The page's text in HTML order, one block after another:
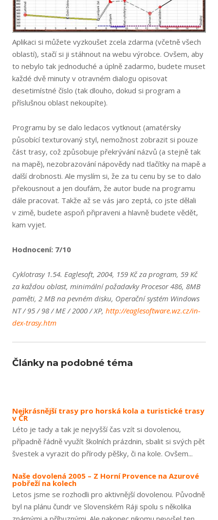
Aplikaci si můžete vyzkoušet zcela zdarma (včetně všech
oblastí), stačí si ji stáhnout na webu výrobce. Ovšem, aby
to nebylo tak jednoduché a úplně zadarmo, budete muset
každé dvě minuty v otravném dialogu opisovat
desetimístné číslo (tak dlouho, dokud si program a
příslušnou oblast nekoupíte).
Programu by se dalo ledacos vytknout (amatérsky
působící texturovaný styl, nemožnost zobrazit si pouze
část trasy, což způsobuje překrývání názvů (a stejně tak
na mapě), nezobrazování nápovědy nad tlačítky na mapě a
další drobnosti. Ale myslím si, že za tu cenu by se to dalo
překousnout a jen doufám, že autor bude na programu
dále pracovat. Takže až se vás jaro zeptá, co jste dělali
v zimě, budete aspoň připraveni a hlavně budete vědět,
kam vyjet.
Hodnocení: 7/10
Cyklotrasy 1.54. Eaglesoft, 2004, 159 Kč za program, 59 Kč
za každou oblast, minimální požadavky Procesor 486, 8MB
paměti, 2 MB na pevném disku, Operační systém Windows
NT / 95 / 98 / ME / 2000 / XP, http://eaglesof­tware.wz.cz/in­
dex-trasy.htm
Články na podobné téma
Nejkrásnější trasy pro horská kola a turistické trasy
v ČR
Léto je tady a tak je nejvyšší čas vzít si dovolenou,
případně řádně využít školních prázdnin, sbalit si svých pět
švestek a vyrazit do přírody pěšky, či na kole. Ovšem...
Naše dovolená 2005 – Z Horní Provence na Azurové
pobřeží na kolech
Letos jsme se rozhodli pro aktivnější dovolenou. Původně
byl na plánu čundr ve Slovenském Ráji spolu s několika